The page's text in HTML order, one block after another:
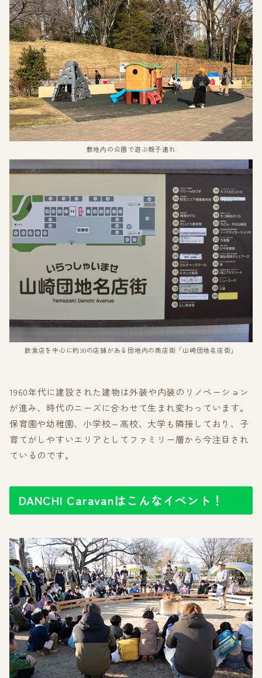
敷地内の公園で遊ぶ親子連れ
飲食店を中心に約30の店舗がある団地内の商店街「山崎団地名店街」
1960年代に建設された建物は外装や内装のリノベーション
が進み、時代のニーズに合わせて生まれ変わっています。
保育園や幼稚園、小学校～高校、大学も隣接しており、子
育てがしやすいエリアとしてファミリー層から今注目され
ているのです。
DANCHI Caravanはこんなイベント！